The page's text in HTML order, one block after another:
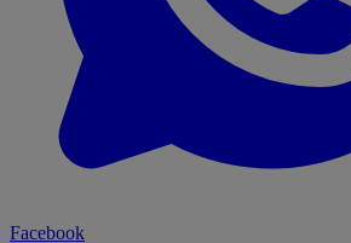
Facebook